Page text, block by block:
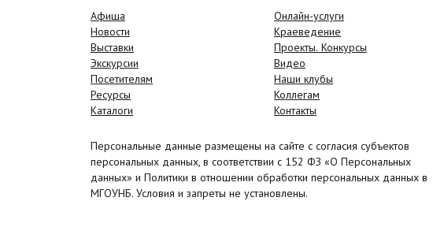
Афиша
Новости
Выставки
Экскурсии
Посетителям
Ресурсы
Каталоги
Онлайн-услуги
Краеведение
Проекты. Конкурсы
Видео
Наши клубы
Коллегам
Контакты
Персональные данные размещены на сайте с согласия субъектов
персональных данных, в соответствии с 152 ФЗ «О Персональных
данных» и Политики в отношении обработки персональных данных в
МГОУНБ. Условия и запреты не установлены.